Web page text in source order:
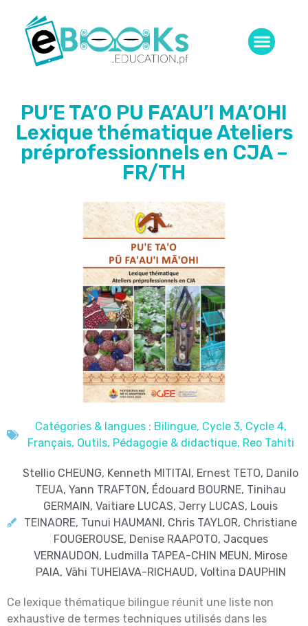
PU’E TA’O PU FA’AU’I MA’OHI
Lexique thématique Ateliers
préprofessionnels en CJA –
FR/TH
Catégories & langues : Bilingue, Cycle 3, Cycle 4,
Français, Outils, Pédagogie & didactique, Reo Tahiti
Stellio CHEUNG, Kenneth MITITAI, Ernest TETO, Danilo
TEUA, Yann TRAFTON, Édouard BOURNE, Tinihau
GERMAIN, Vaitiare LUCAS, Jerry LUCAS, Louis
TEINAORE, Tunui HAUMANI, Chris TAYLOR, Christiane
FOUGEROUSE, Denise RAAPOTO, Jacques
VERNAUDON, Ludmilla TAPEA-CHIN MEUN, Mirose
PAIA, Vāhi TUHEIAVA-RICHAUD, Voltina DAUPHIN
Ce lexique thématique bilingue réunit une liste non
exhaustive de termes techniques utilisés dans les